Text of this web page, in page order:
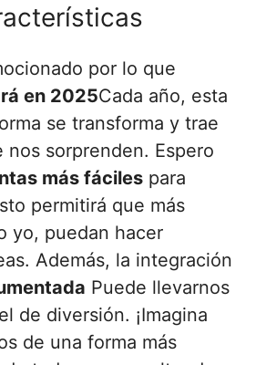
por lo que
en 2025Cada año, esta
se transforma y trae
nos sorprenden. Espero
más fáciles para
permitirá que más
yo, puedan hacer
Además, la integración
Puede llevarnos
de diversión. ¡Imagina
de una forma más